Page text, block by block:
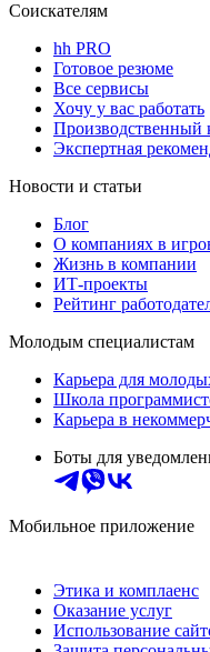
Соискателям
hh PRO
Готовое резюме
Все сервисы
Хочу у вас работать
Производственный
Экспертная
Новости и статьи
Блог
О компаниях в
Жизнь в компании
ИТ-проекты
Рейтинг
Молодым специалистам
Карьера для
Школа
Карьера в
Боты для
Мобильное приложение
Этика и комплаенс
Оказание услуг
Использование